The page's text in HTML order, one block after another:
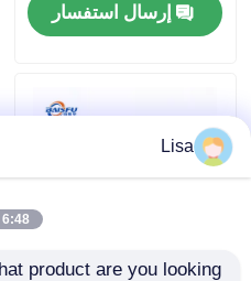
اتصل بنا
نكهات الجوهر الغذائي
إرسال استفسار
Lisa
6:48 PM
product are you looking